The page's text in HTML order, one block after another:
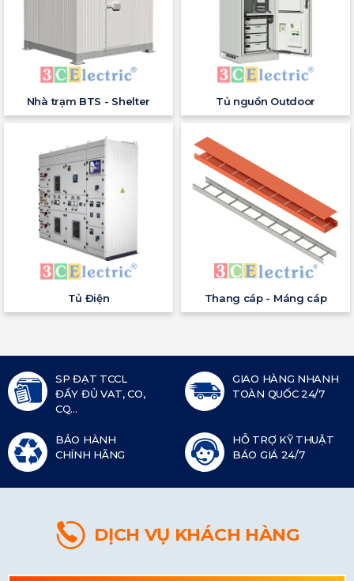
Nhà trạm BTS - Shelter Tủ nguồn Outdoor
Tủ Điện Thang cáp - Máng cáp
SP ĐẠT TCCL
ĐẦY ĐỦ VAT, CO,
CQ...
GIAO HÀNG NHANH
TOÀN QUỐC 24/7
BẢO HÀNH
CHÍNH HÃNG
HỖ TRỢ KỸ THUẬT
BÁO GIÁ 24/7
DỊCH VỤ KHÁCH HÀNG